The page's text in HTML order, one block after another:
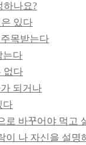
하나요?
있다
목받는다
는다
없다
되거나
다
로 바꾸어야 먹고
이 나 자신을 설명